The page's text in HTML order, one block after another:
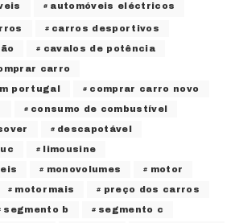
automóveis eléctricos
carros desportivos
cavalos de potência
carro
portugal comprar carro novo
consumo de combustível
descapotável
limousine
monovolumes motor
motormais preço dos carros
segmento b segmento c